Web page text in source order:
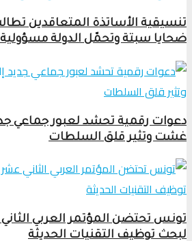
تنسيقية الأساتذة المتعاقدين
ضحايا سبتة وتحمّل الدولة مسؤولية
غشت وتثير قلق السلطات
تونس تحتضن المؤتمر العربي
لبحث توظيف التقنيات الحديثة